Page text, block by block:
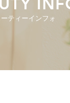
ーティーインフォ